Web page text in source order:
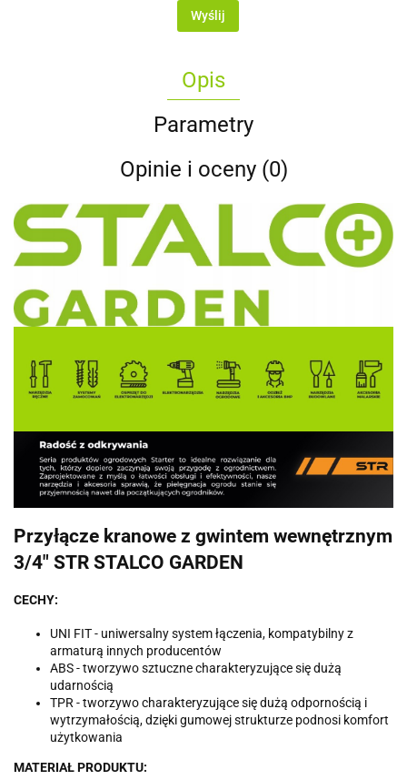
Wyślij
Opis
Parametry
Opinie i oceny (0)
Przyłącze kranowe z gwintem wewnętrznym
3/4" STR STALCO GARDEN
CECHY:
UNI FIT - uniwersalny system łączenia, kompatybilny z
armaturą innych producentów
ABS - tworzywo sztuczne charakteryzujące się dużą
udarnością
TPR - tworzywo charakteryzujące się dużą odpornością i
wytrzymałością, dzięki gumowej strukturze podnosi komfort
użytkowania
MATERIAŁ PRODUKTU: